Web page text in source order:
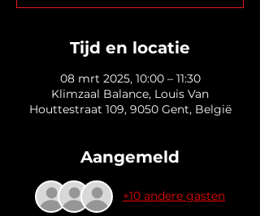
Tijd en locatie
08 mrt 2025, 10:00 – 11:30
Klimzaal Balance, Louis Van
Houttestraat 109, 9050 Gent, België
Aangemeld
+10 andere gasten